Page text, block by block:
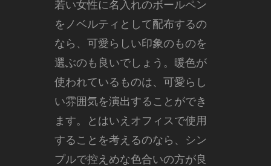
若い女性に名入れのボールペン
をノベルティとして配布するの
なら、可愛らしい印象のものを
選ぶのも良いでしょう。暖色が
使われているものは、可愛らし
い雰囲気を演出することができ
ます。とはいえオフィスで使用
することを考えるのなら、シン
プルで控えめな色合いの方が良